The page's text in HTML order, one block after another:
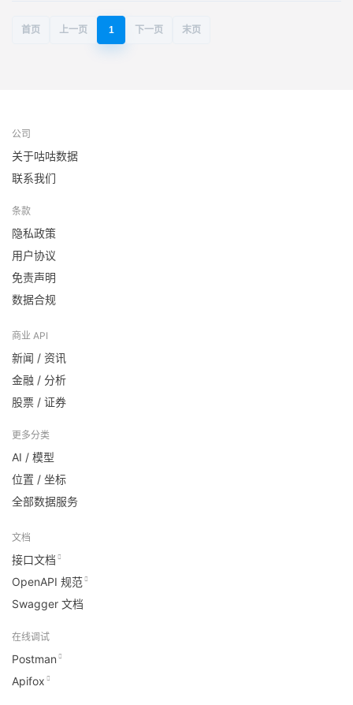
首页 上一页 1 下一页 末页
公司
关于咕咕数据
联系我们
条款
隐私政策
用户协议
免责声明
数据合规
商业 API
新闻 / 资讯
金融 / 分析
股票 / 证券
更多分类
AI / 模型
位置 / 坐标
全部数据服务
文档
接口文档
OpenAPI 规范
Swagger 文档
在线调试
Postman
Apifox